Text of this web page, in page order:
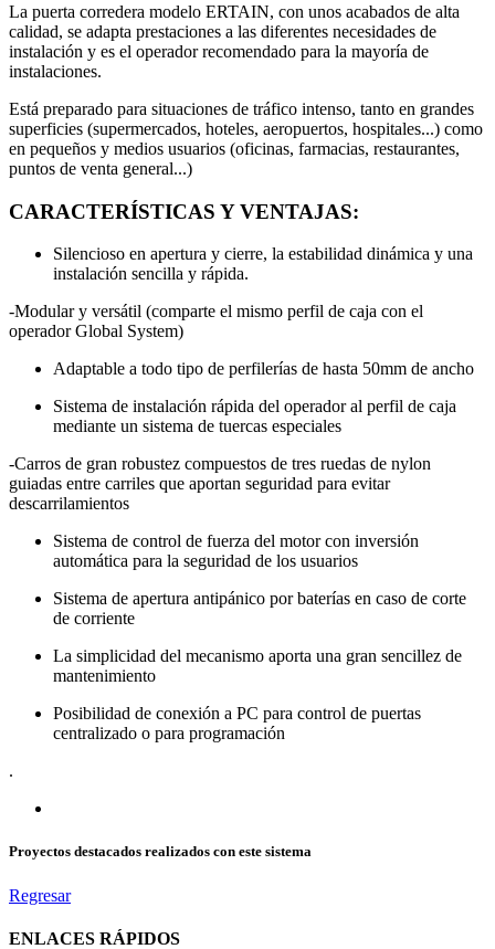
La puerta corredera modelo ERTAIN, con unos acabados de alta
calidad, se adapta prestaciones a las diferentes necesidades de
instalación y es el operador recomendado para la mayoría de
instalaciones.
Está preparado para situaciones de tráfico intenso, tanto en grandes
superficies (supermercados, hoteles, aeropuertos, hospitales...) como
en pequeños y medios usuarios (oficinas, farmacias, restaurantes,
puntos de venta general...)
CARACTERÍSTICAS Y VENTAJAS:
Silencioso en apertura y cierre, la estabilidad dinámica y una
instalación sencilla y rápida.
-Modular y versátil (comparte el mismo perfil de caja con el
operador Global System)
Adaptable a todo tipo de perfilerías de hasta 50mm de ancho
Sistema de instalación rápida del operador al perfil de caja
mediante un sistema de tuercas especiales
-Carros de gran robustez compuestos de tres ruedas de nylon
guiadas entre carriles que aportan seguridad para evitar
descarrilamientos
Sistema de control de fuerza del motor con inversión
automática para la seguridad de los usuarios
Sistema de apertura antipánico por baterías en caso de corte
de corriente
La simplicidad del mecanismo aporta una gran sencillez de
mantenimiento
Posibilidad de conexión a PC para control de puertas
centralizado o para programación
.
Proyectos destacados realizados con este sistema
Regresar
ENLACES RÁPIDOS